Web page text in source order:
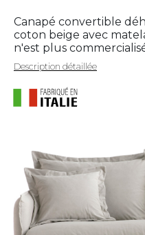
Canapé convertible
coton beige avec
n'est plus
Description détaillée